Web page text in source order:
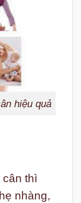
hiệu quả
cân thì
nhàng,